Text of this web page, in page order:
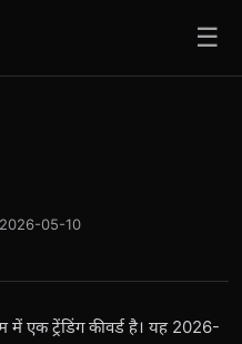
☰
2026-05-10
एक ट्रेंडिंग कीवर्ड है। यह 2026-